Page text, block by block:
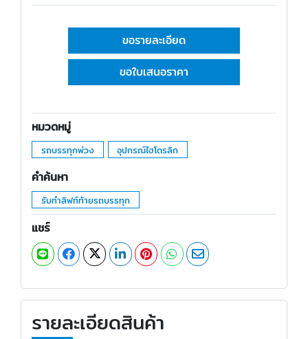
ขอรายละเอียด
ขอใบเสนอราคา
หมวดหมู่
รถบรรทุกพ่วง อุปกรณ์ไฮโดรลิก
คำค้นหา
รับทำลิฟท์ท้ายรถบรรทุก
แชร์
รายละเอียดสินค้า